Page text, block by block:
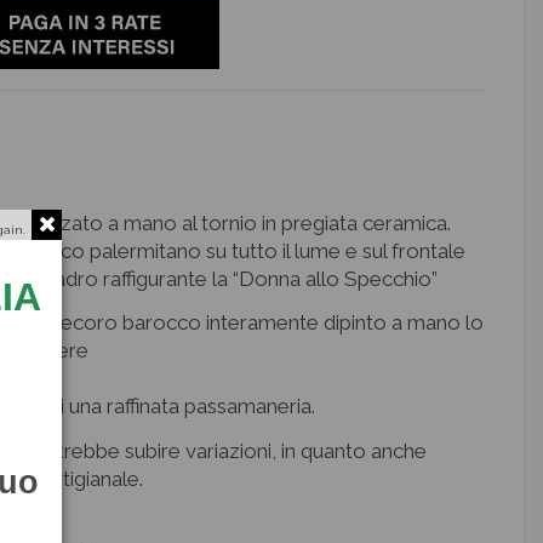
a mano al tornio in pregiata ceramica.
barocco palermitano su tutto il lume e sul frontale
quadro raffigurante la “Donna allo Specchio”
decoro barocco interamente dipinto a mano lo
genere
di una raffinata passamaneria.
potrebbe subire variazioni, in quanto anche
artigianale.